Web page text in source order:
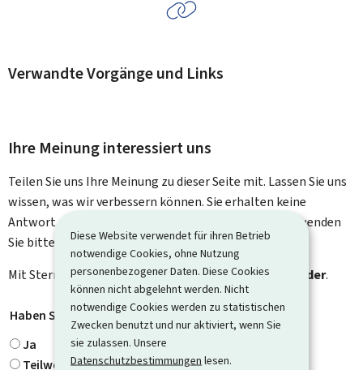
Diese Website verwendet für ihren Betrieb
notwendige Cookies, ohne Nutzung
personenbezogener Daten. Diese Cookies
können nicht abgelehnt werden. Nicht
notwendige Cookies werden zu statistischen
Zwecken benutzt und nur aktiviert, wenn Sie
sie zulassen. Unsere
Datenschutzbestimmungen lesen.
Verwandte Vorgänge und Links
Ihre Meinung interessiert uns
Teilen Sie uns Ihre Meinung zu dieser Seite mit. Lassen Sie uns
wissen, was wir verbessern können. Sie erhalten keine
Antwort auf Ihr Feedback. Für spezifische Fragen verwenden
Sie bitte das Kontaktformular.
Mit Stern gekennzeichnete Felder ( * ) sindPflichtfelder.
Haben Sie gefunden, wonach Sie gesucht haben?
Ja
Teilweise